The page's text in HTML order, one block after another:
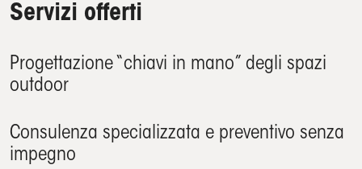
Servizi offerti
Progettazione “chiavi in mano” degli spazi
outdoor
Consulenza specializzata e preventivo senza
impegno